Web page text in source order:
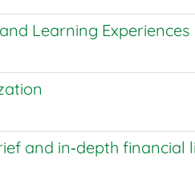
Learning Experiences
and in‐depth financial